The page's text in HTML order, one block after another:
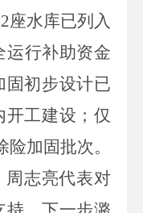
2座水库已列入
运行补助资金
固初步设计已
工建设；仅
加固批次。
周志亮代表对